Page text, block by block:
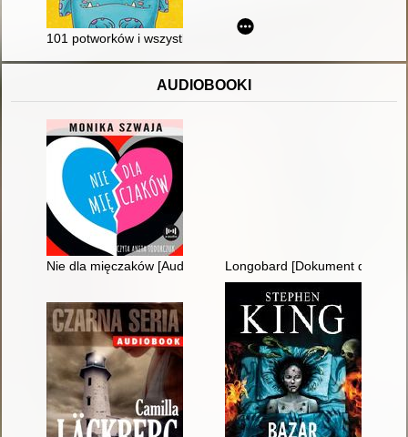
101 potworków i wszystko, co musisz o nich wiedzieć
AUDIOBOOKI
Nie dla mięczaków [Audiobook] Longobard [Dokument